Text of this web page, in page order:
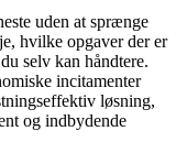
uden at sprænge
hvilke opgaver der er
selv kan håndtere.
incitamenter
løsning,
og indbydende